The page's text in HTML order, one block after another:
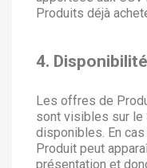
Produits déjà
4.
Les offres de
sont visibles sur le
disponibles. En
Produit peut
présentation et